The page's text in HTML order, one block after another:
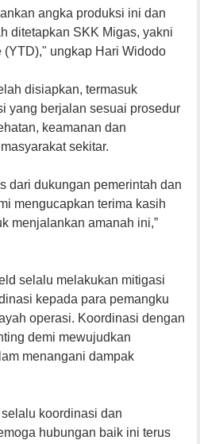
angka produksi ini dan
ditetapkan SKK Migas, yakni
(YTD)," ungkap Hari Widodo
disiapkan, termasuk
yang berjalan sesuai prosedur
keamanan dan
sekitar.
dari dukungan pemerintah dan
mengucapkan terima kasih
menjalankan amanah ini,”
selalu melakukan mitigasi
kepada para pemangku
operasi. Koordinasi dengan
demi mewujudkan
menangani dampak
koordinasi dan
hubungan baik ini terus